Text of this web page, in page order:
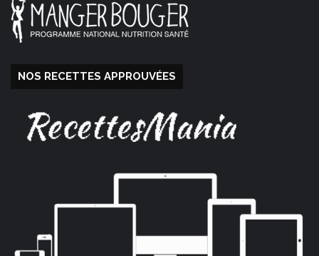
NOS RECETTES APPROUVÉES